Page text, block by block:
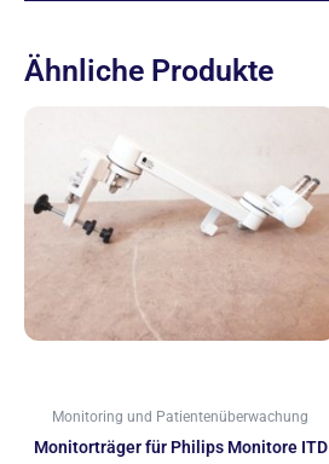
Ähnliche Produkte
Monitoring und Patientenüberwachung
Monitorträger für Philips Monitore ITD